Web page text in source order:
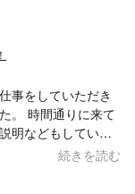
事をしていただき
。 時間通りに来て
明などもしていた
続きを読む